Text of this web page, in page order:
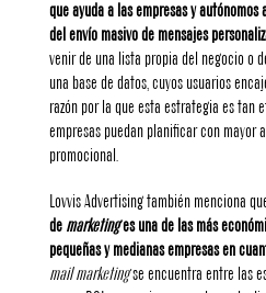
que ayuda a las empresas y
del envío masivo de mensajes
venir de una lista propia del negocio o
una base de datos, cuyos usuarios
razón por la que esta estrategia es tan
empresas puedan planificar con mayor
promocional.
Lovvis Advertising también menciona
de marketinges una de las más
pequeñas y medianas empresas en
mail marketingse encuentra entre las